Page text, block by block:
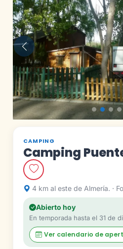
Anterior
CAMPING
Camping
4 km al este de Almería. ·
Abierto hoy
En temporada hasta el 31 de
Ver calendario de